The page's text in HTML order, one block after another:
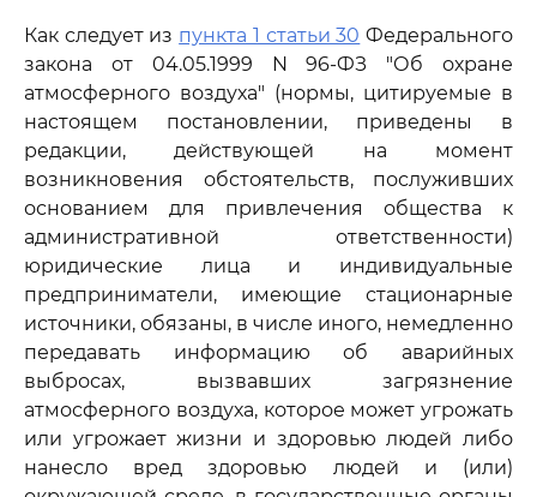
Как следует из пункта 1 статьи 30 Федерального
закона от 04.05.1999 N 96-ФЗ "Об охране
атмосферного воздуха" (нормы, цитируемые в
настоящем постановлении, приведены в
редакции, действующей на момент
возникновения обстоятельств, послуживших
основанием для привлечения общества к
административной ответственности)
юридические лица и индивидуальные
предприниматели, имеющие стационарные
источники, обязаны, в числе иного, немедленно
передавать информацию об аварийных
выбросах, вызвавших загрязнение
атмосферного воздуха, которое может угрожать
или угрожает жизни и здоровью людей либо
нанесло вред здоровью людей и (или)